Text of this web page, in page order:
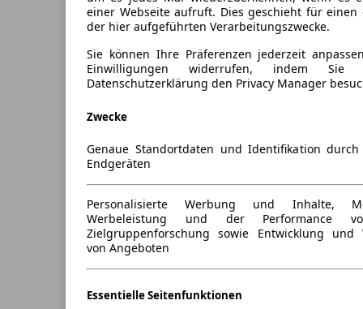
einer Webseite aufruft. Dies geschieht für einen
der hier aufgeführten Verarbeitungszwecke.
Sie können Ihre Präferenzen jederzeit
Einwilligungen widerrufen, indem
Datenschutzerklärung den Privacy Manager
Zwecke
Genaue Standortdaten und Identifikation durch
Endgeräten
Personalisierte Werbung und Inhalte,
Werbeleistung und der Performance
Zielgruppenforschung sowie Entwicklung und
von Angeboten
Essentielle Seitenfunktionen